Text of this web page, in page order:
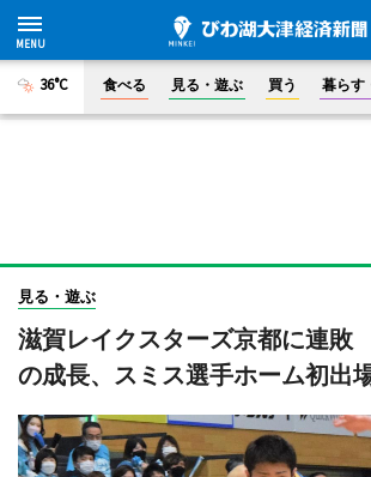
36°C 食べる 見る・遊ぶ 買う 暮らす
見る・遊ぶ
滋賀レイクスターズ京都に連
の成長、スミス選手ホーム初出